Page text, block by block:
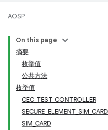
AOSP
On this page
摘要
枚举值
公共方法
枚举值
CEC_TEST_CONTROLLER
SECURE_ELEMENT_SIM_CARD
SIM_CARD